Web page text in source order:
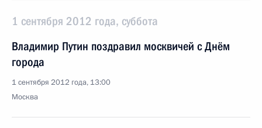
1 сентября 2012 года, суббота
Владимир Путин поздравил москвичей с Днём
города
1 сентября 2012 года, 13:00
Москва